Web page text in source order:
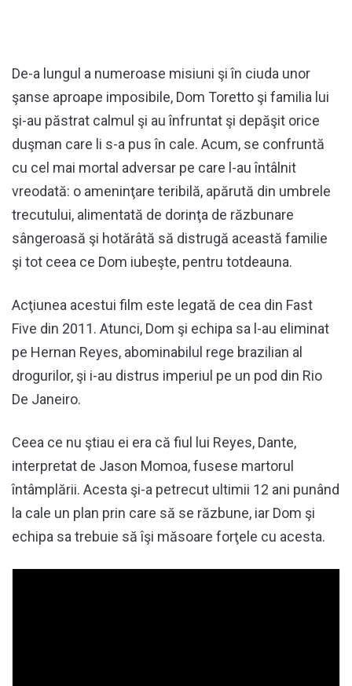
De-a lungul a numeroase misiuni şi în ciuda unor
şanse aproape imposibile, Dom Toretto şi familia lui
şi-au păstrat calmul şi au înfruntat şi depăşit orice
duşman care li s-a pus în cale. Acum, se confruntă
cu cel mai mortal adversar pe care l-au întâlnit
vreodată: o ameninţare teribilă, apărută din umbrele
trecutului, alimentată de dorinţa de răzbunare
sângeroasă şi hotărâtă să distrugă această familie
şi tot ceea ce Dom iubeşte, pentru totdeauna.
Acţiunea acestui film este legată de cea din Fast
Five din 2011. Atunci, Dom şi echipa sa l-au eliminat
pe Hernan Reyes, abominabilul rege brazilian al
drogurilor, şi i-au distrus imperiul pe un pod din Rio
De Janeiro.
Ceea ce nu ştiau ei era că fiul lui Reyes, Dante,
interpretat de Jason Momoa, fusese martorul
întâmplării. Acesta şi-a petrecut ultimii 12 ani punând
la cale un plan prin care să se răzbune, iar Dom şi
echipa sa trebuie să îşi măsoare forţele cu acesta.